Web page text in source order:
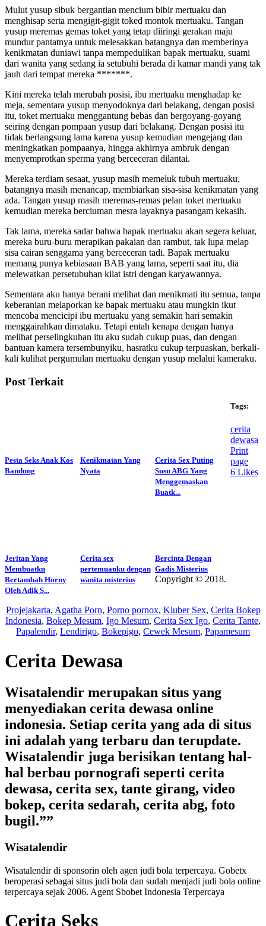
Mulut yusup sibuk bergantian mencium bibir mertuaku dan
menghisap serta mengigit-gigit toked montok mertuaku. Tangan
yusup meremas gemas toket yang tetap diiringi gerakan maju
mundur pantatnya untuk melesakkan batangnya dan memberinya
kenikmatan duniawi tanpa mempedulikan bapak mertuaku, suami
dari wanita yang sedang ia setubuhi berada di kamar mandi yang tak
jauh dari tempat mereka *******.
Kini mereka telah merubah posisi, ibu mertuaku menghadap ke
meja, sementara yusup menyodoknya dari belakang, dengan posisi
itu, toket mertuaku menggantung bebas dan bergoyang-goyang
seiring dengan pompaan yusup dari belakang. Dengan posisi itu
tidak berlangsung lama karena yusup kemudian mengejang dan
meningkatkan pompaanya, hingga akhirnya ambruk dengan
menyemprotkan sperma yang berceceran dilantai.
Mereka terdiam sesaat, yusup masih memeluk tubuh mertuaku,
batangnya masih menancap, membiarkan sisa-sisa kenikmatan yang
ada. Tangan yusup masih meremas-remas pelan toket mertuaku
kemudian mereka berciuman mesra layaknya pasangam kekasih.
Tak lama, mereka sadar bahwa bapak mertuaku akan segera keluar,
mereka buru-buru merapikan pakaian dan rambut, tak lupa melap
sisa cairan senggama yang berceceran tadi. Bapak mertuaku
memang punya kebiasaan BAB yang lama, seperti saat itu, dia
melewatkan persetubuhan kilat istri dengan karyawannya.
Sementara aku hanya berani melihat dan menikmati itu semua, tanpa
keberanian melaporkan ke bapak mertuaku atau mungkin ikut
mencoba mencicipi ibu mertuaku yang semakin hari semakin
menggairahkan dimataku. Tetapi entah kenapa dengan hanya
melihat perselingkuhan itu aku sudah cukup puas, dan dengan
bantuan kamera tersembunyiku, hasratku cukup terpuaskan, berkali-
kali kulihat pergumulan mertuaku dengan yusup melalui kameraku.
Post Terkait
Pesta Seks Anak Kos
Bandung
Kenikmatan Yang
Nyata
Cerita Sex Puting
Susu ABG Yang
Menggemaskan
Buatk...
Jeritan Yang
Membuatku
Bertambah Horny
Oleh Adik S...
Cerita sex
pertemuanku dengan
wanita misterius
Bercinta Dengan
Gadis Misterius
Tags:
cerita
dewasa
Print
page
6Likes
Copyright © 2018.
Projejakarta, Agatha Porn, Porno pornox, Kluber Sex, Cerita Bokep
Indonesia, Bokep Mesum, Igo Mesum, Cerita Sex Igo, Cerita Tante,
Papalendir, Lendirigo, Bokepigo, Cewek Mesum, Papamesum
Cerita Dewasa
Wisatalendir merupakan situs yang
menyediakan cerita dewasa online
indonesia. Setiap cerita yang ada di situs
ini adalah yang terbaru dan terupdate.
Wisatalendir juga berisikan tentang hal-
hal berbau pornografi seperti cerita
dewasa, cerita sex, tante girang, video
bokep, cerita sedarah, cerita abg, foto
bugil.””
Wisatalendir
Wisatalendir di sponsorin oleh agen judi bola terpercaya. Gobetx
beroperasi sebagai situs judi bola dan sudah menjadi judi bola online
terpercaya sejak 2006. Agent Sbobet Indonesia Terpercaya
Cerita Seks